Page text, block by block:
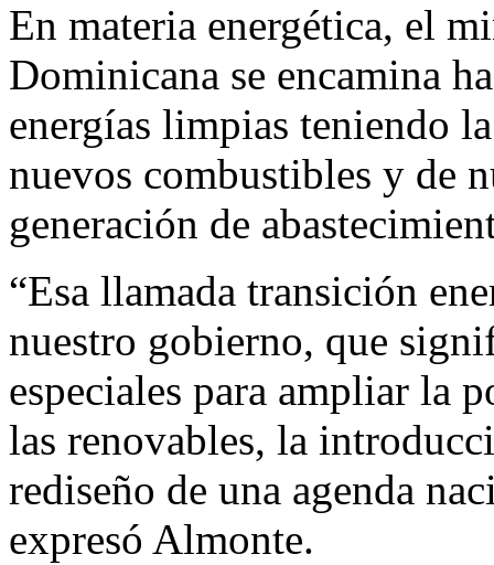
En materia energética, el
Dominicana se encamina
energías limpias teniendo
nuevos combustibles y de
generación de
“Esa llamada transición
nuestro gobierno, que
especiales para ampliar la
las renovables, la
rediseño de una agenda
expresó Almonte.